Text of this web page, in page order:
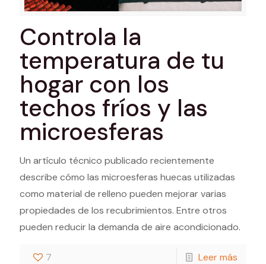
Controla la
temperatura de tu
hogar con los
techos fríos y las
microesferas
Un artículo técnico publicado recientemente
describe cómo las microesferas huecas utilizadas
como material de relleno pueden mejorar varias
propiedades de los recubrimientos. Entre otros
pueden reducir la demanda de aire acondicionado.
7 Leer más